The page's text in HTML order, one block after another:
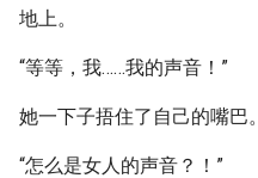
地上。
“等等，我……我的声音！”
她一下子捂住了自己的嘴巴。
“怎么是女人的声音？！”